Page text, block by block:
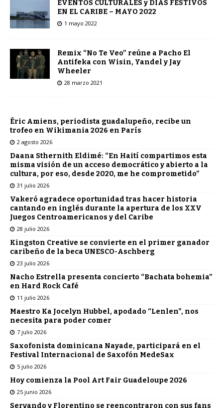
EVENTOS CULTURALES y DÍAS FESTIVOS
EN EL CARIBE – MAYO 2022
1 mayo 2022
Remix “No Te Veo” reúne a Pacho El
Antifeka con Wisin, Yandel y Jay
Wheeler
28 marzo 2021
Éric Amiens, periodista guadalupeño, recibe un
trofeo en Wikimania 2026 en París
2 agosto 2026
Daana Sthernith Eldimé: “En Haití compartimos esta
misma visión de un acceso democrático y abierto a la
cultura, por eso, desde 2020, me he comprometido”
31 julio 2026
Vakeró agradece oportunidad tras hacer historia
cantando en inglés durante la apertura de los XXV
Juegos Centroamericanos y del Caribe
28 julio 2026
Kingston Creative se convierte en el primer ganador
caribeño de la beca UNESCO-Aschberg
23 julio 2026
Nacho Estrella presenta concierto “Bachata bohemia”
en Hard Rock Café
11 julio 2026
Maestro Ka Jocelyn Hubbel, apodado “Lenlen”, nos
necesita para poder comer
7 julio 2026
Saxofonista dominicana Nayade, participará en el
Festival Internacional de Saxofón MedeSax
5 julio 2026
Hoy comienza la Pool Art Fair Guadeloupe 2026
25 junio 2026
Servando y Florentino se reencontraron con sus fans